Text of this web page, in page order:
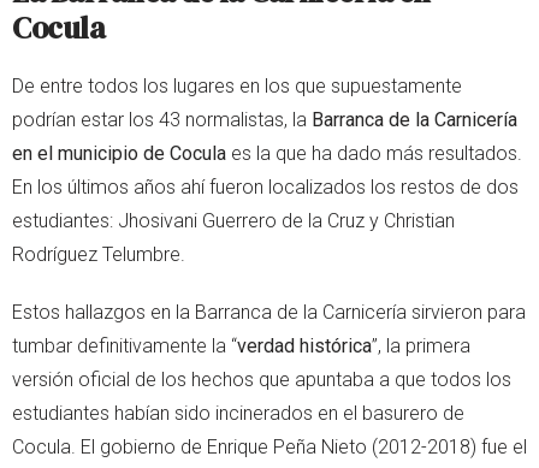
Cocula
De entre todos los lugares en los que supuestamente
podrían estar los 43 normalistas, la Barranca de la Carnicería
en el municipio de Cocula es la que ha dado más resultados.
En los últimos años ahí fueron localizados los restos de dos
estudiantes: Jhosivani Guerrero de la Cruz y Christian
Rodríguez Telumbre.
Estos hallazgos en la Barranca de la Carnicería sirvieron para
tumbar definitivamente la “verdad histórica”, la primera
versión oficial de los hechos que apuntaba a que todos los
estudiantes habían sido incinerados en el basurero de
Cocula. El gobierno de Enrique Peña Nieto (2012-2018) fue el